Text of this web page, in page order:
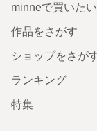
minneで買いたい
作品をさがす
ショップをさが
ランキング
特集